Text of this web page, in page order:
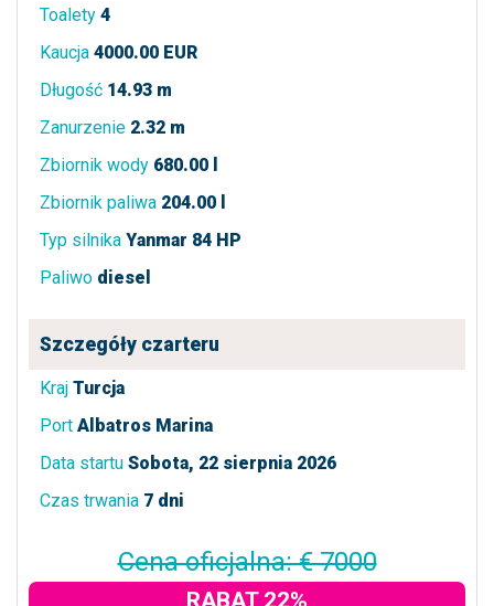
Toalety 4
Kaucja 4000.00 EUR
Długość 14.93 m
Zanurzenie 2.32 m
Zbiornik wody 680.00 l
Zbiornik paliwa 204.00 l
Typ silnika Yanmar 84 HP
Paliwo diesel
Szczegóły czarteru
Kraj Turcja
Port Albatros Marina
Data startu Sobota, 22 sierpnia 2026
Czas trwania 7 dni
Cena oficjalna: € 7000
RABAT 22%